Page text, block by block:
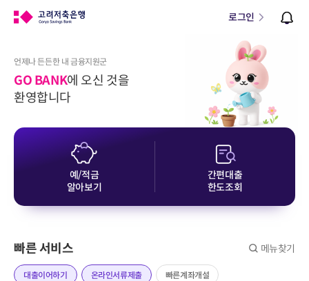
로그인
언제나 든든한 내 금융지원군
GO BANK에 오신 것을
환영합니다
예/적금
알아보기
간편대출
한도조회
빠른 서비스 메뉴찾기
대출이어하기 온라인서류제출 빠른계좌개설